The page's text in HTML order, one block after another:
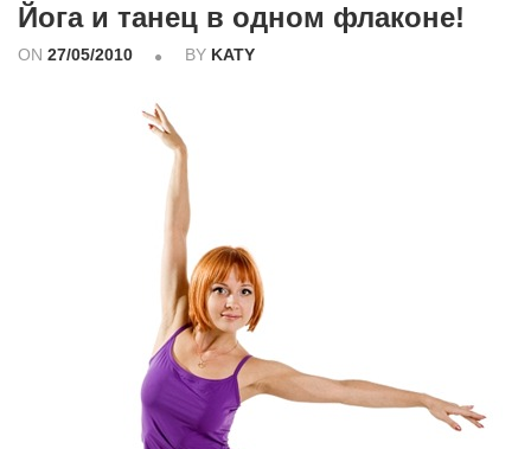
Йога и танец в одном флаконе!
ON 27/05/2010 BY KATY